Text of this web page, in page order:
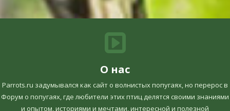
О нас
Parrots.ru задумывался как сайт о волнистых попугаях, но перерос в
Форум о попугаях, где любители этих птиц делятся своими знаниями
и опытом, историями и мечтами, интересной и полезной